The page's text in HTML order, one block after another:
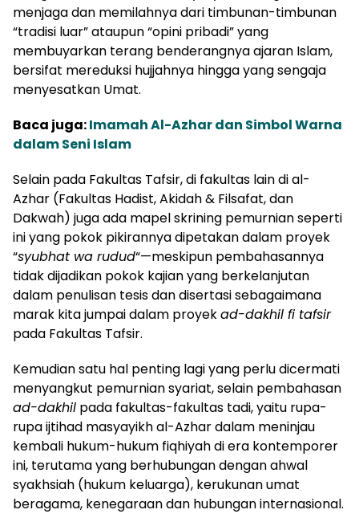
menjaga dan memilahnya dari timbunan-timbunan
“tradisi luar” ataupun “opini pribadi” yang
membuyarkan terang benderangnya ajaran Islam,
bersifat mereduksi hujjahnya hingga yang sengaja
menyesatkan Umat.
Baca juga:Imamah Al-Azhar dan Simbol Warna
dalam Seni Islam
Selain pada Fakultas Tafsir, di fakultas lain di al-
Azhar (Fakultas Hadist, Akidah & Filsafat, dan
Dakwah) juga ada mapel skrining pemurnian seperti
ini yang pokok pikirannya dipetakan dalam proyek
“syubhat wa rudud“—meskipun pembahasannya
tidak dijadikan pokok kajian yang berkelanjutan
dalam penulisan tesis dan disertasi sebagaimana
marak kita jumpai dalam proyekad-dakhil fi tafsir
pada Fakultas Tafsir.
Kemudian satu hal penting lagi yang perlu dicermati
menyangkut pemurnian syariat, selain pembahasan
ad-dakhil pada fakultas-fakultas tadi, yaitu rupa-
rupa ijtihad masyayikh al-Azhar dalam meninjau
kembali hukum-hukum fiqhiyah di era kontemporer
ini, terutama yang berhubungan dengan ahwal
syakhsiah (hukum keluarga), kerukunan umat
beragama, kenegaraan dan hubungan internasional.